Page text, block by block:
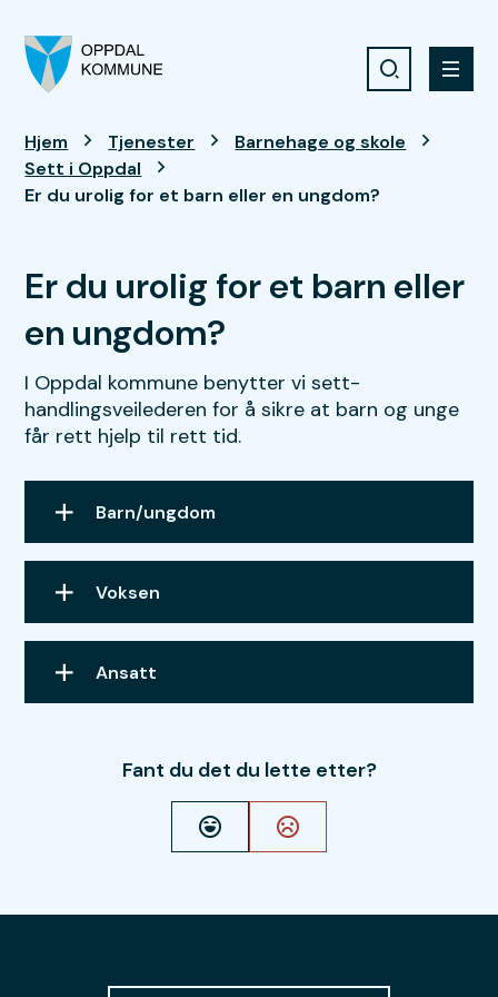
Søk Meny
Du er her:
Hjem Tjenester
Barnehage og skole
Sett i Oppdal
Er du urolig for et barn eller en ungdom?
Er du urolig for et barn eller
en ungdom?
I Oppdal kommune benytter vi sett-
handlingsveilederen for å sikre at barn og unge
får rett hjelp til rett tid.
Barn/ungdom
Voksen
Ansatt
Fant du det du lette etter?
Ja Nei